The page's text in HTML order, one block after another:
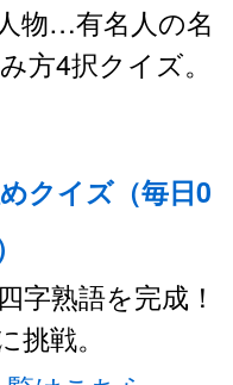
物…有名人の名
方4択クイズ。
クイズ（毎日0
字熟語を完成！
挑戦。